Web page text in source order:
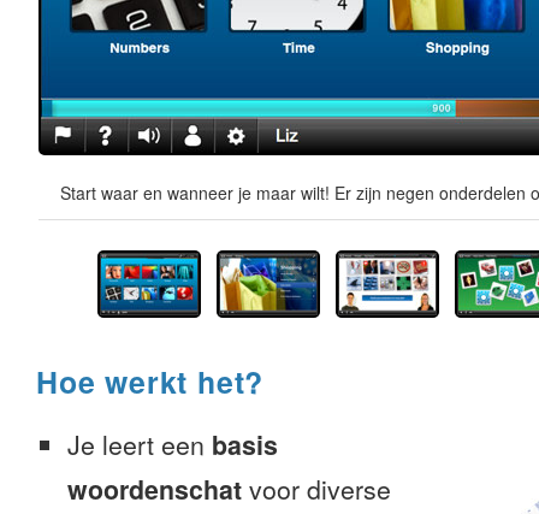
Start waar en wanneer je maar wilt! Er zijn negen onderdelen
Hoe werkt het?
Je leert een basis
woordenschat voor diverse